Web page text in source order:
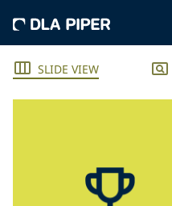
SLIDE VIEW